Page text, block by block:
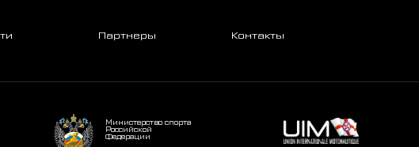
Партнеры Контакты
Министерство спорта
Российской
Федерации